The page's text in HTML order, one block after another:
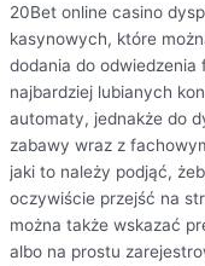
20Bet online casino
kasynowych, które
dodania do odwiedzenia
najbardziej lubianych
automaty, jednakże do
zabawy wraz z
jaki to należy podjąć,
oczywiście przejść na
można także wskazać
albo na prostu